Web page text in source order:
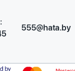
555@hata.by